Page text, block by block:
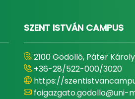
SZENT ISTVÁN CAMPUS
2100 Gödöllő, Páter
+36-28/522-000/3020
https://
foigazgato.godollo@uni-